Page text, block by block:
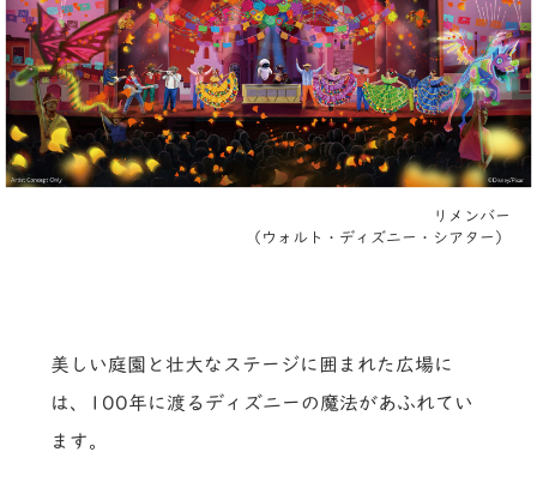
リメンバー
（ウォルト・ディズニー・シアター）
美しい庭園と壮大なステージに囲まれた広場に
は、100年に渡るディズニーの魔法があふれてい
ます。